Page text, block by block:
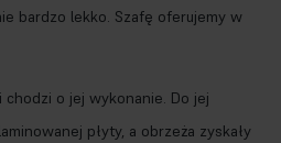
bardzo lekko. Szafę oferujemy w
chodzi o jej wykonanie. Do jej
płyty, a obrzeża zyskały